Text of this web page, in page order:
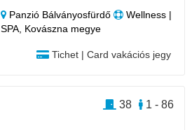
Panzió Bálványosfürdő
Wellness |
SPA, Kovászna megye
Tichet | Card vakációs jegy
1 - 86
38